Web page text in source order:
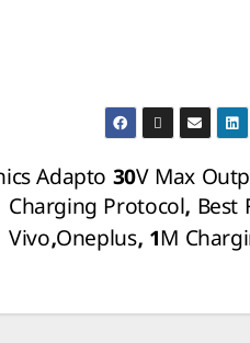
Adapto 30V Max
Charging Protocol, Best
Vivo,Oneplus, 1M